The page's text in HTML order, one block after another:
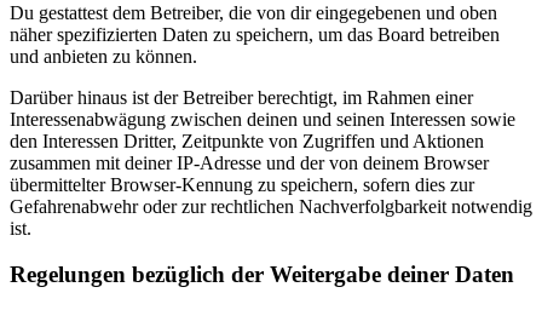
Du gestattest dem Betreiber, die von dir eingegebenen und oben
näher spezifizierten Daten zu speichern, um das Board betreiben
und anbieten zu können.
Darüber hinaus ist der Betreiber berechtigt, im Rahmen einer
Interessenabwägung zwischen deinen und seinen Interessen sowie
den Interessen Dritter, Zeitpunkte von Zugriffen und Aktionen
zusammen mit deiner IP-Adresse und der von deinem Browser
übermittelter Browser-Kennung zu speichern, sofern dies zur
Gefahrenabwehr oder zur rechtlichen Nachverfolgbarkeit notwendig
ist.
Regelungen bezüglich der Weitergabe deiner Daten